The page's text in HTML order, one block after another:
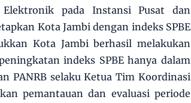
Elektronik pada Instansi Pusat dan
Kota Jambi dengan indeks SPBE
Kota Jambi berhasil melakukan
indeks SPBE hanya dalam
PANRB selaku Ketua Tim Koordinasi
pemantauan dan evaluasi periode